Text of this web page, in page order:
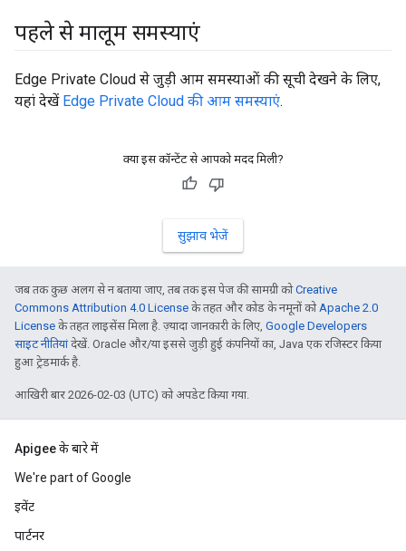
पहले से मालूम समस्याएं
Edge Private Cloud से जुड़ी आम समस्याओं की सूची देखने के लिए,
यहां देखें Edge Private Cloud की आम समस्याएं.
क्या इस कॉन्टेंट से आपको मदद मिली?
सुझाव भेजें
जब तक कुछ अलग से न बताया जाए, तब तक इस पेज की सामग्री कोCreative
Commons Attribution 4.0 License के तहत और कोड के नमूनों कोApache 2.0
License के तहत लाइसेंस मिला है. ज़्यादा जानकारी के लिए, Google Developers
साइट नीतियांदेखें. Oracle और/या इससे जुड़ी हुई कंपनियों का, Java एक रजिस्टर किया
हुआ ट्रेडमार्क है.
आखिरी बार 2026-02-03 (UTC) को अपडेट किया गया.
Apigee के बारे में
We're part of Google
इवेंट
पार्टनर